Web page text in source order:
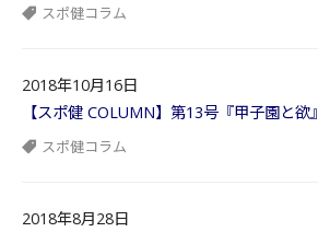
スポ健コラム
2018年10月16日
【スポ健 COLUMN】第13号『甲子園と欲』
スポ健コラム
2018年8月28日